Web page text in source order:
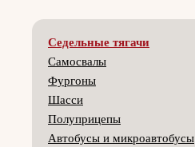
Седельные тягачи
Самосвалы
Фургоны
Шасси
Полуприцепы
Автобусы и микроавтобусы